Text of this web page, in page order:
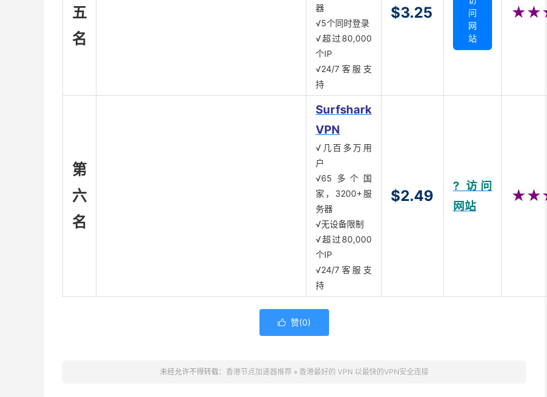
五
名
器
√5个同时登录
√超过80,000
个IP
√24/7客服支
持
$3.25
问
网
站
第
六
名
Surfshark
VPN
√几百多万用
户
√65多个国
家，3200+服
务器
√无设备限制
√超过80,000
个IP
√24/7客服支
持
$2.49
? 访问
网站
 赞(0)
未经允许不得转载： 香港节点加速器推荐 » 香港最好的 VPN 以最快的VPN安全连接